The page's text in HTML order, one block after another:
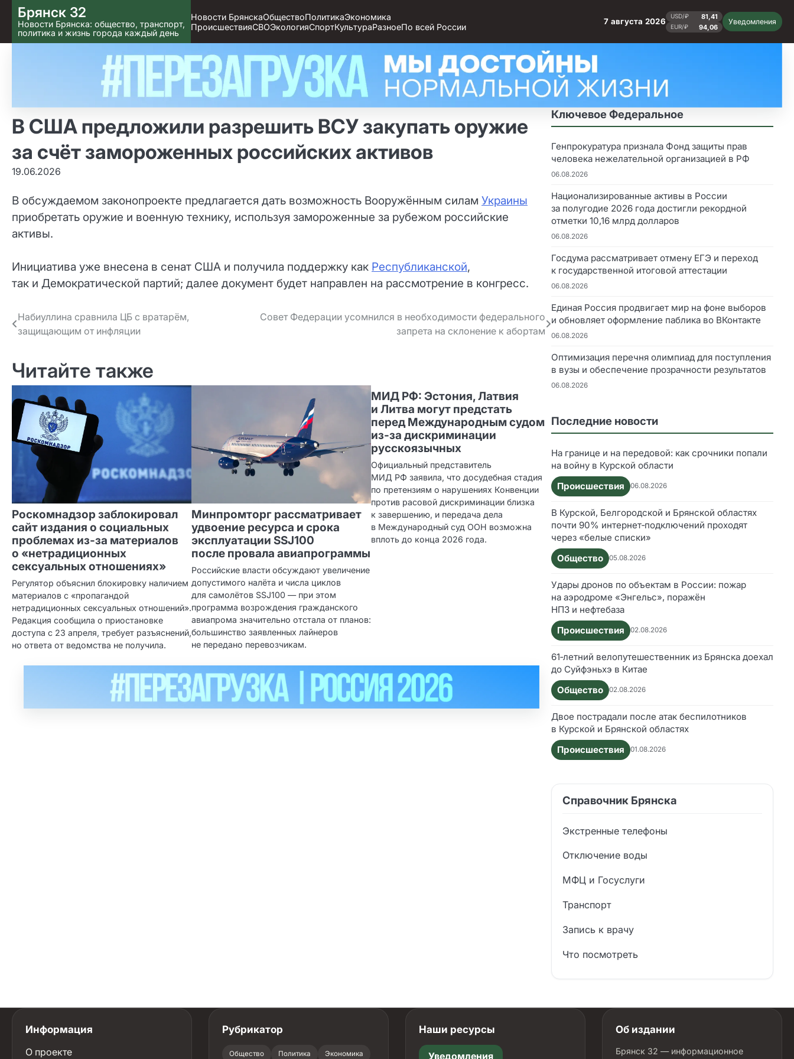
Skip
to content
Брянск 32
Новости Брянска: общество, транспорт,
политика и жизнь города каждый день
Новости БрянскаОбществоПолитикаЭкономика
ПроисшествияСВОЭкологияСпортКультураРазноеПо всей России
7 августа 2026
USD/₽ 81,41
EUR/₽ 94,06
Уведомления
В США предложили разрешить ВСУ закупать оружие
за счёт замороженных российских активов
19.06.2026
В обсуждаемом законопроекте предлагается дать возможность Вооружённым силам Украины
приобретать оружие и военную технику, используя замороженные за рубежом российские
активы.
Инициатива уже внесена в сенат США и получила поддержку как Республиканской,
так и Демократической партий; далее документ будет направлен на рассмотрение в конгресс.
Навигация
по записям
Набиуллина сравнила ЦБ с вратарём,
защищающим от инфляции
Совет Федерации усомнился в необходимости федерального
запрета на склонение к абортам
Читайте также
Роскомнадзор заблокировал
сайт издания о социальных
проблемах из‑за материалов
о «нетрадиционных
сексуальных отношениях»
Регулятор объяснил блокировку наличием
материалов с «пропагандой
нетрадиционных сексуальных отношений».
Редакция сообщила о приостановке
доступа с 23 апреля, требует разъяснений,
но ответа от ведомства не получила.
Минпромторг рассматривает
удвоение ресурса и срока
эксплуатации SSJ100
после провала авиапрограммы
Российские власти обсуждают увеличение
допустимого налёта и числа циклов
для самолётов SSJ100 — при этом
программа возрождения гражданского
авиапрома значительно отстала от планов:
большинство заявленных лайнеров
не передано перевозчикам.
МИД РФ: Эстония, Латвия
и Литва могут предстать
перед Международным судом
из‑за дискриминации
русскоязычных
Официальный представитель
МИД РФ заявила, что досудебная стадия
по претензиям о нарушениях Конвенции
против расовой дискриминации близка
к завершению, и передача дела
в Международный суд ООН возможна
вплоть до конца 2026 года.
Ключевое Федеральное
Генпрокуратура признала Фонд защиты прав
человека нежелательной организацией в РФ
06.08.2026
Национализированные активы в России
за полугодие 2026 года достигли рекордной
отметки 10,16 млрд долларов
06.08.2026
Госдума рассматривает отмену ЕГЭ и переход
к государственной итоговой аттестации
06.08.2026
Единая Россия продвигает мир на фоне выборов
и обновляет оформление паблика во ВКонтакте
06.08.2026
Оптимизация перечня олимпиад для поступления
в вузы и обеспечение прозрачности результатов
06.08.2026
Последние новости
На границе и на передовой: как срочники попали
на войну в Курской области
Происшествия
06.08.2026
В Курской, Белгородской и Брянской областях
почти 90% интернет‑подключений проходят
через «белые списки»
Общество
05.08.2026
Удары дронов по объектам в России: пожар
на аэродроме «Энгельс», поражён
НПЗ и нефтебаза
Происшествия
02.08.2026
61‑летний велопутешественник из Брянска доехал
до Суйфэньхэ в Китае
Общество
02.08.2026
Двое пострадали после атак беспилотников
в Курской и Брянской областях
Происшествия
01.08.2026
Справочник Брянска
Экстренные телефоны
Отключение воды
МФЦ и Госуслуги
Транспорт
Запись к врачу
Что посмотреть
Информация
О проекте
Рубрикатор
Общество Политика Экономика
Наши ресурсы
Уведомления
Об издании
Брянск 32 — информационное